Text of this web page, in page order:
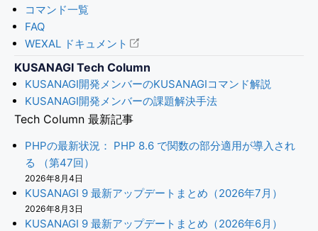
コマンド一覧
FAQ
WEXAL ドキュメント
KUSANAGI Tech Column
KUSANAGI開発メンバーのKUSANAGIコマンド解説
KUSANAGI開発メンバーの課題解決手法
Tech Column 最新記事
PHPの最新状況： PHP 8.6 で関数の部分適用が導入され
る （第47回）
2026年8月4日
KUSANAGI 9 最新アップデートまとめ（2026年7月）
2026年8月3日
KUSANAGI 9 最新アップデートまとめ（2026年6月）